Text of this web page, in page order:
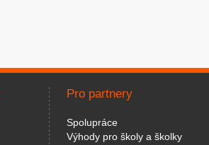
Pro partnery
Spolupráce
Výhody pro školy a školky